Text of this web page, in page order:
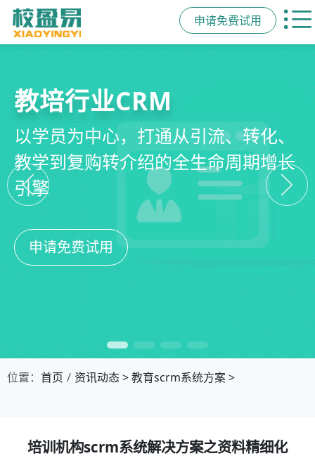
申请免费试用
智能销售漏斗
线索自动分配、标准化跟单、试听转
化分析，打造高绩效招生团队
申请免费试用
精细化客户运营
360°学员画像、自动化服务流程、智
能续费预警，深度挖掘学员长期价值
申请免费试用
私域招生与裂变
集成企微SCRM、小程序商城、丰富
裂变工具，实现低成本口碑增长
申请免费试用
教培行业CRM
以学员为中心，打通从引流、转化、
教学到复购转介绍的全生命周期增长
引擎
申请免费试用
位置： 首页 资讯动态>教育scrm系统方案>
培训机构scrm系统解决方案之资料精细化